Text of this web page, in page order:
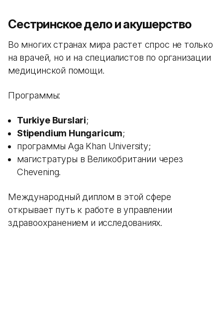
Сестринское дело и акушерство
Во многих странах мира растет спрос не только
на врачей, но и на специалистов по организации
медицинской помощи.
Программы:
Turkiye Burslari;
Stipendium Hungaricum;
программы Aga Khan University;
магистратуры в Великобритании через
Chevening.
Международный диплом в этой сфере
открывает путь к работе в управлении
здравоохранением и исследованиях.